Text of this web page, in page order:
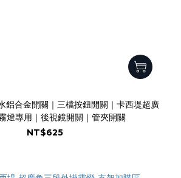
鋁合金開關｜三檔按鈕開關｜卡西堤超廣
燈專用｜後視鏡開關｜管夾開關
NT$625